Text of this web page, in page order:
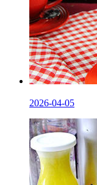
2026-04-05